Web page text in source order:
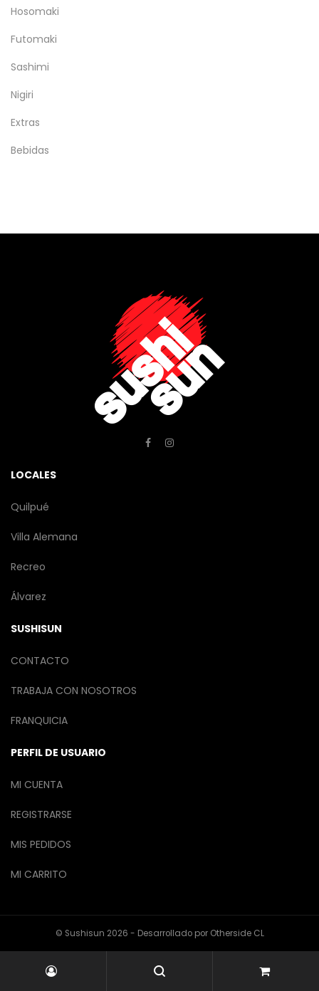
Hosomaki
Futomaki
Sashimi
Nigiri
Extras
Bebidas
LOCALES
Quilpué
Villa Alemana
Recreo
Álvarez
SUSHISUN
CONTACTO
TRABAJA CON NOSOTROS
FRANQUICIA
PERFIL DE USUARIO
MI CUENTA
REGISTRARSE
MIS PEDIDOS
MI CARRITO
© Sushisun 2026 - Desarrollado por Otherside CL